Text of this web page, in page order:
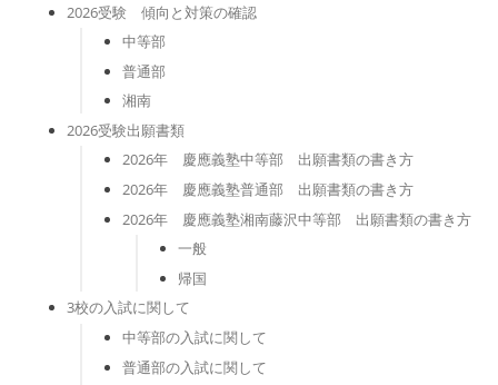
2026受験 傾向と対策の確認
中等部
普通部
湘南
2026受験出願書類
2026年 慶應義塾中等部 出願書類の書き方
2026年 慶應義塾普通部 出願書類の書き方
2026年 慶應義塾湘南藤沢中等部 出願書類の書き方
一般
帰国
3校の入試に関して
中等部の入試に関して
普通部の入試に関して